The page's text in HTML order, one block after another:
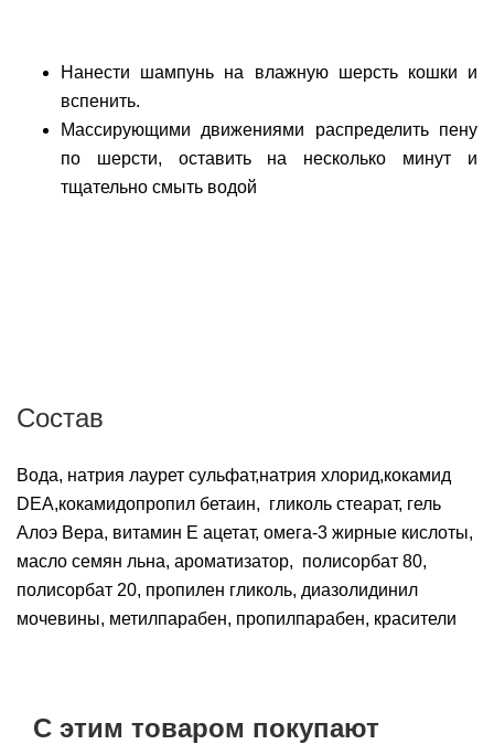
Нанести шампунь на влажную шерсть кошки и
вспенить.
Массирующими движениями распределить пену
по шерсти, оставить на несколько минут и
тщательно смыть водой
Состав
Вода, натрия лаурет сульфат,натрия хлорид,кокамид
DEA,кокамидопропил бетаин, гликоль стеарат, гель
Алоэ Вера, витамин Е ацетат, омега-3 жирные кислоты,
масло семян льна, ароматизатор, полисорбат 80,
полисорбат 20, пропилен гликоль, диазолидинил
мочевины, метилпарабен, пропилпарабен, красители
С этим товаром покупают